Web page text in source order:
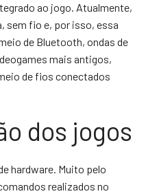
ao jogo. Atualmente,
sem fio e, por isso, essa
de Bluetooth, ondas de
mais antigos,
de fios conectados
dos jogos
hardware. Muito pelo
realizados no